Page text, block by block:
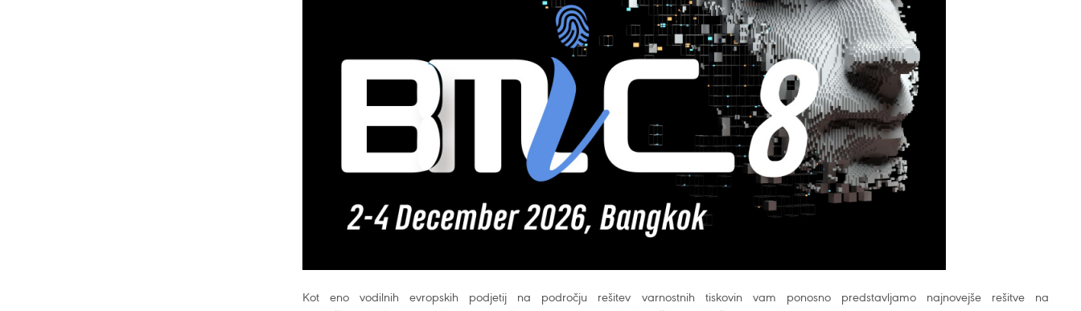
Kot eno vodilnih evropskih podjetij na področju rešitev varnostnih tiskovin vam ponosno predstavljamo najnovejše rešitve na